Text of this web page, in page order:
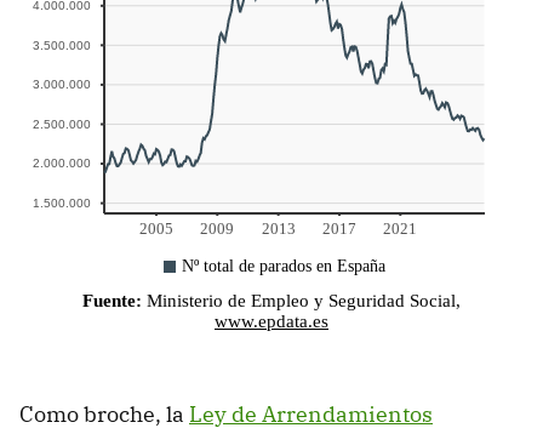
Como broche, la Ley de Arrendamientos